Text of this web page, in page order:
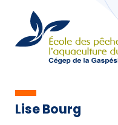
Lise Bourg